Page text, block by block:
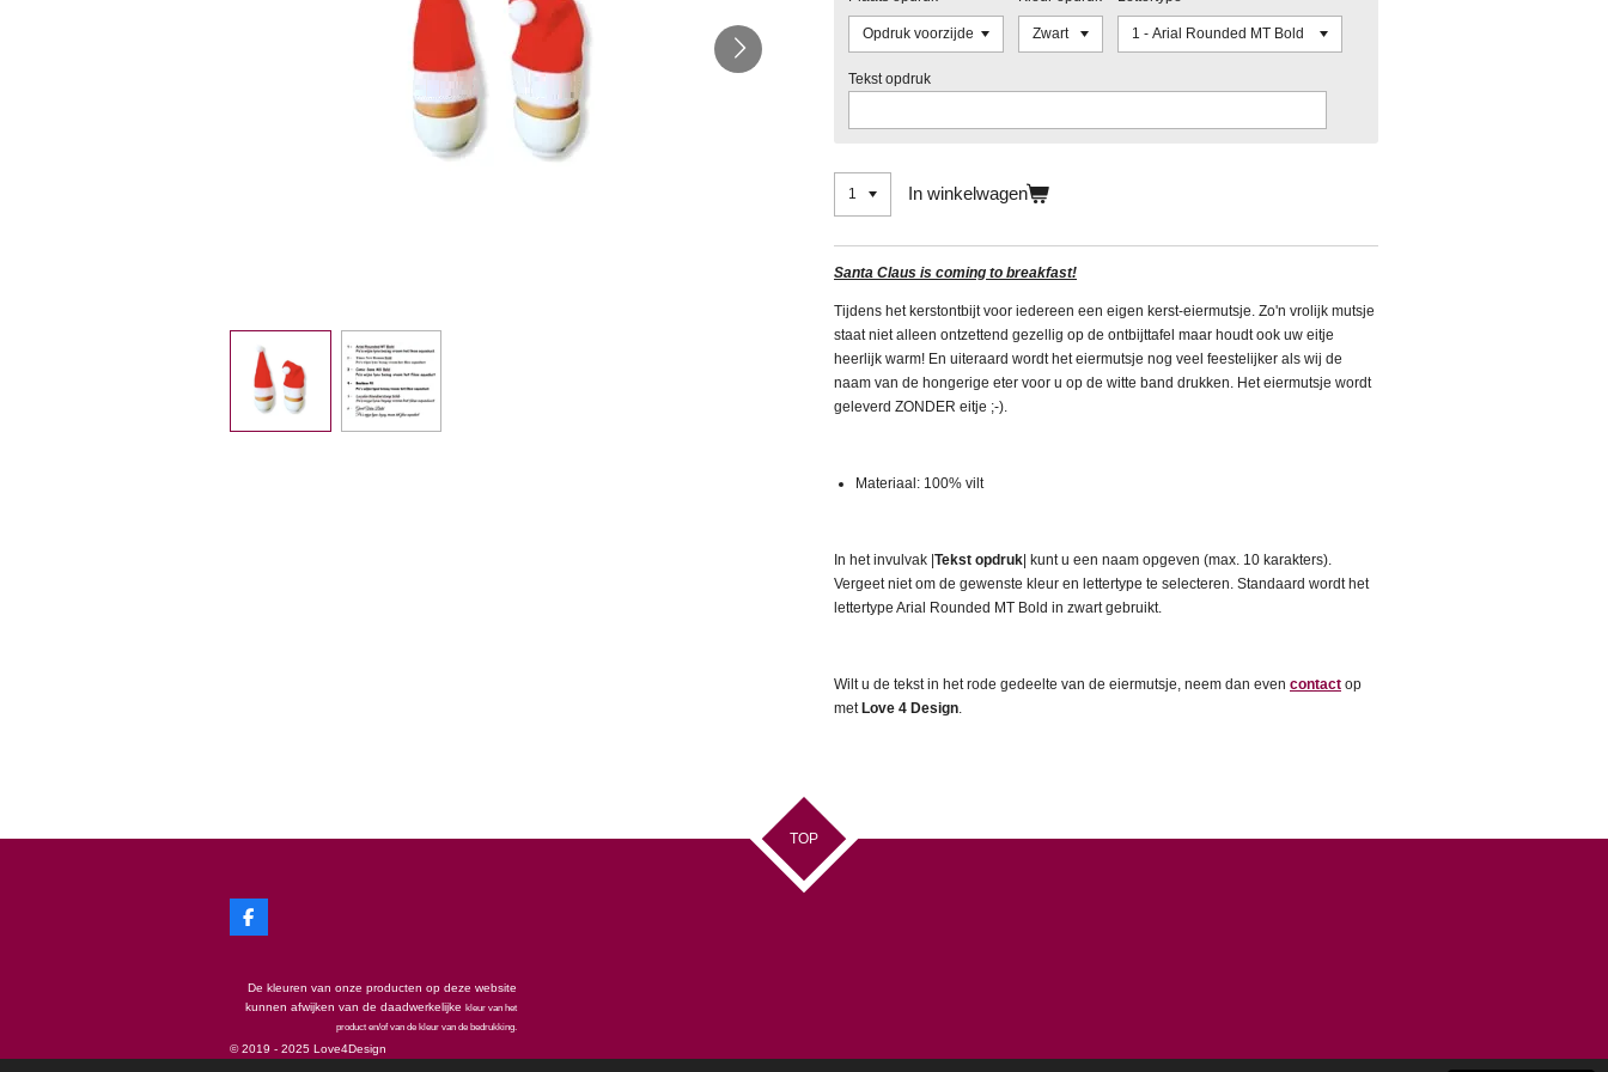
Tekst opdruk
In winkelwagen
Santa Claus is coming to breakfast!
Tijdens het kerstontbijt voor iedereen een eigen kerst-eiermutsje. Zo'n vrolijk mutsje
staat niet alleen ontzettend gezellig op de ontbijttafel maar houdt ook uw eitje
heerlijk warm! En uiteraard wordt het eiermutsje nog veel feestelijker als wij de
naam van de hongerige eter voor u op de witte band drukken. Het eiermutsje wordt
geleverd ZONDER eitje ;-).
Materiaal: 100% vilt
In het invulvak | Tekst opdruk | kunt u een naam opgeven (max. 10 karakters).
Vergeet niet om de gewenste kleur en lettertype te selecteren. Standaard wordt het
lettertype Arial Rounded MT Bold in zwart gebruikt.
Wilt u de tekst in het rode gedeelte van de eiermutsje, neem dan even contact op
met Love 4 Design.
TOP
F
a
b
o
De kleuren van onze producten op deze website
kunnen afwijken van de daadwerkelijke kleur van het
product en/of van de kleur van de bedrukking.
© 2019 - 2025 Love4Design